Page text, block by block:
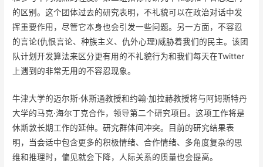
的区别。这个团体过去的研究表明，不礼貌可以在政治对话中发
挥重要作用，尽管它本身也会引发一些问题。另一方面，不容忍
的言论(仇恨言论、种族主义、仇外心理)威胁着我们的民主。该团
队计划开发算法来区分更有用的不礼貌行为和我们每天在Twitter
上遇到的非常无用的不容忍现象。
牛津大学的迈尔斯·休斯通教授和约翰·加拉赫教授将与阿姆斯特丹
大学的马克·海尔丁克合作，领导第二个研究项目。这项工作将是
休斯敦长期工作的延伸。研究群体间冲突。目前的研究结果表
明，当会话中包含更多的积极情绪、合作情绪、多角度复杂的思
维和推理时，偏见就会下降，人际关系的质量也会提高。